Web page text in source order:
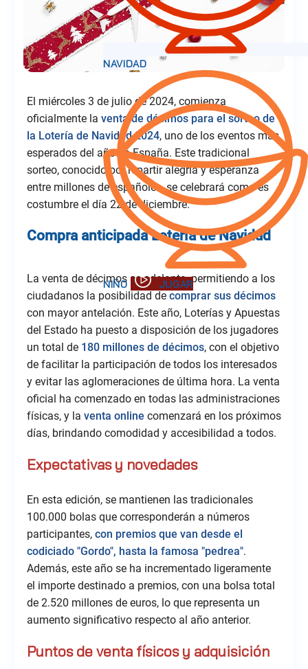
El miércoles 3 de julio de 2024, comienza
oficialmente la venta de décimos para el sorteo de
la Lotería de Navidad 2024, uno de los eventos más
esperados del año en España. Este tradicional
sorteo, conocido por repartir alegría y esperanza
entre millones de españoles, se celebrará como es
costumbre el día 22 de diciembre.
Compra anticipada Lotería de Navidad
La venta de décimos se adelanta, permitiendo a los
ciudadanos la posibilidad de comprar sus décimos
con mayor antelación. Este año, Loterías y Apuestas
del Estado ha puesto a disposición de los jugadores
un total de 180 millones de décimos, con el objetivo
de facilitar la participación de todos los interesados
y evitar las aglomeraciones de última hora. La venta
oficial ha comenzado en todas las administraciones
físicas, y la venta online comenzará en los próximos
días, brindando comodidad y accesibilidad a todos.
Expectativas y novedades
En esta edición, se mantienen las tradicionales
100.000 bolas que corresponderán a números
participantes, con premios que van desde el
codiciado "Gordo", hasta la famosa "pedrea".
Además, este año se ha incrementado ligeramente
el importe destinado a premios, con una bolsa total
de 2.520 millones de euros, lo que representa un
aumento significativo respecto al año anterior.
Puntos de venta físicos y adquisición